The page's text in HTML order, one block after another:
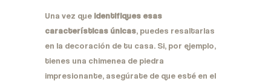
Una vez que identifiques esas
características únicas, puedes resaltarlas
en la decoración de tu casa. Si, por ejemplo,
tienes una chimenea de piedra
impresionante, asegúrate de que esté en el